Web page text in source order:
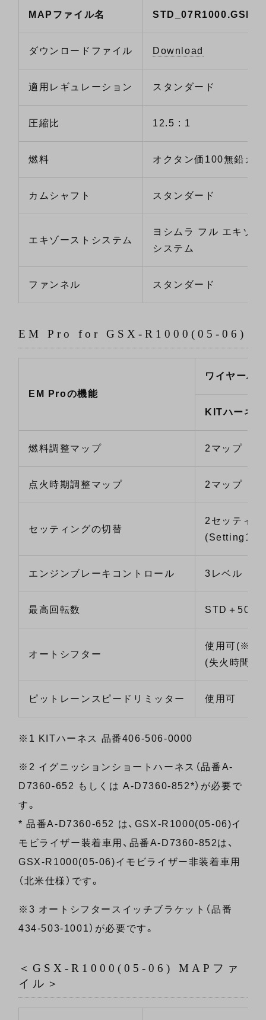
MAPファイル名 STD_07R1000.GSD
ダウンロードファイル Download
適用レギュレーション スタンダード
圧縮比 12.5 : 1
燃料 オクタン価100無鉛ガ
カムシャフト スタンダード
エキゾーストシステム
ヨシムラ フル エキゾー
システム
ファンネル スタンダード
EM Pro for GSX-R1000(05-06)
EM Proの機能
ワイヤーハ
KITハーネ
燃料調整マップ 2マップ
点火時期調整マップ 2マップ
セッティングの切替
2セッティ
(Setting1/
エンジンブレーキコントロール 3レベル
最高回転数 STD＋
オートシフター
使用可(※3)
(失火時間の
ピットレーンスピードリミッター 使用可
※1 KITハーネス 品番406-506-0000
※2 イグニッションショートハーネス（品番A-
D7360-652 もしくは A-D7360-852*）が必要で
す。
* 品番A-D7360-652 は、GSX-R1000(05-06)イ
モビライザー装着車用、品番A-D7360-852は、
GSX-R1000(05-06)イモビライザー非装着車用
（北米仕様）です。
※3 オートシフタースイッチブラケット（品番
434-503-1001）が必要です。
＜GSX-R1000(05-06) MAPファ
イル＞